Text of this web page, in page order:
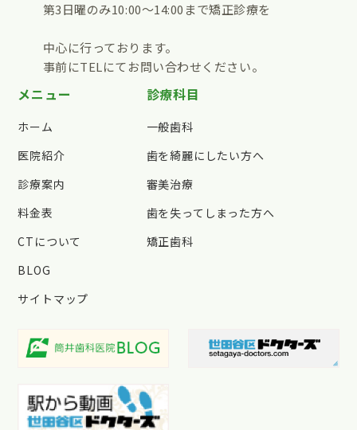
第3日曜のみ10:00～14:00まで矯正診療を
中心に行っております。
事前にTELにてお問い合わせください。
メニュー
ホーム
医院紹介
診療案内
料金表
CTについて
BLOG
サイトマップ
診療科目
一般歯科
歯を綺麗にしたい方へ
審美治療
歯を失ってしまった方へ
矯正歯科